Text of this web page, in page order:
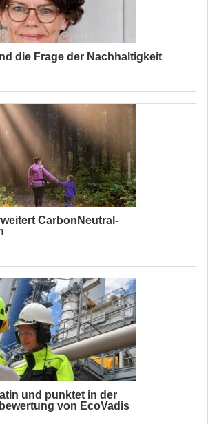
die Frage der Nachhaltigkeit
CarbonNeutral-
und punktet in der
von EcoVadis